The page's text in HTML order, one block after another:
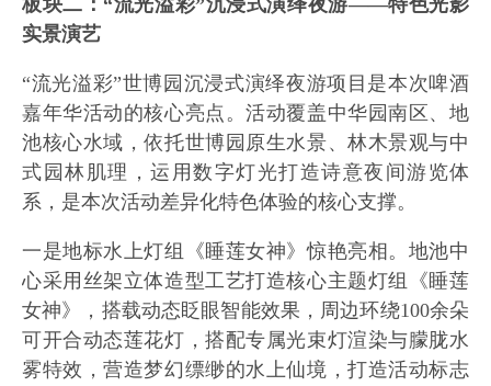
实景演艺
“流光溢彩”世博园沉浸式演绎夜游项目是本次啤酒
嘉年华活动的核心亮点。活动覆盖中华园南区、地
池核心水域，依托世博园原生水景、林木景观与中
式园林肌理，运用数字灯光打造诗意夜间游览体
系，是本次活动差异化特色体验的核心支撑。
一是地标水上灯组《睡莲女神》惊艳亮相。地池中
心采用丝架立体造型工艺打造核心主题灯组《睡莲
女神》，搭载动态眨眼智能效果，周边环绕100余朵
可开合动态莲花灯，搭配专属光束灯渲染与朦胧水
雾特效，营造梦幻缥缈的水上仙境，打造活动标志